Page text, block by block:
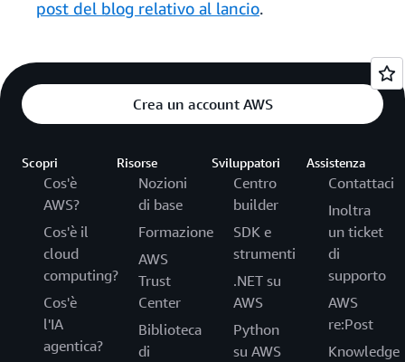
post del blog relativo al lancio.
Crea un account AWS
Scopri
Cos'è
AWS?
Cos'è il
cloud
computing?
Cos'è
l'IA
agentica?
Risorse
Nozioni
di base
Formazione
AWS
Trust
Center
Biblioteca
di
Sviluppatori
Centro
builder
SDK e
strumenti
.NET su
AWS
Python
su AWS
Assistenza
Contattaci
Inoltra
un ticket
di
supporto
AWS
re:Post
Knowledge